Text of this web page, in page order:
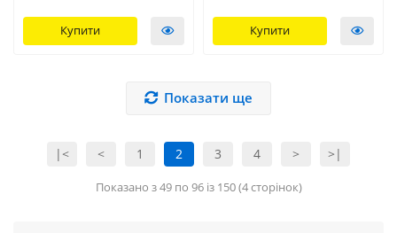
Купити Купити
Показати ще
|< < 1 2 3 4 > >|
Показано з 49 по 96 із 150 (4 сторінок)